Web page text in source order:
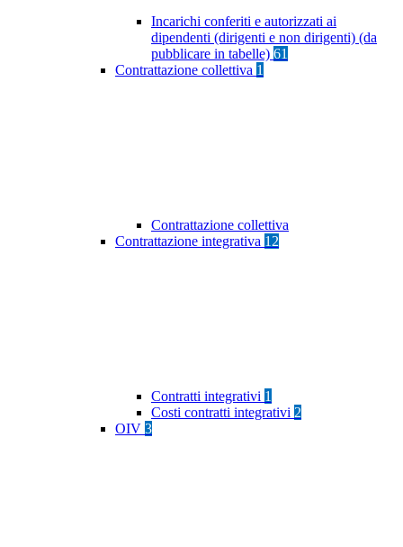
Incarichi conferiti e autorizzati ai
dipendenti (dirigenti e non dirigenti) (da
pubblicare in tabelle) 61
Contrattazione collettiva 1
Contrattazione collettiva
Contrattazione integrativa 12
Contratti integrativi 1
Costi contratti integrativi 2
OIV 3